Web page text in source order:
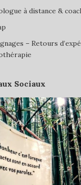
à distance &
– Retours
Sociaux